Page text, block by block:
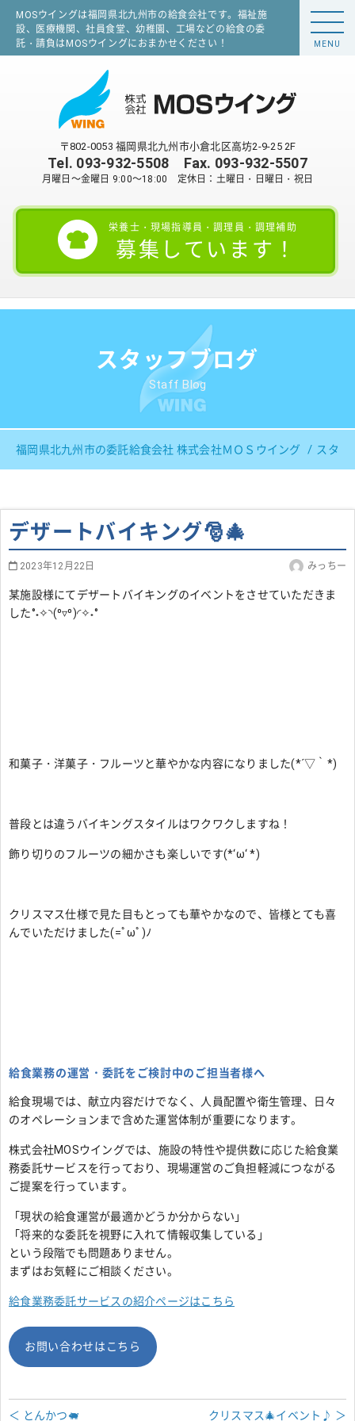
MOSウイングは福岡県北九州市の給食会社です。福祉施
設、医療機関、社員食堂、幼稚園、工場などの給食の委
託・請負はMOSウイングにおまかせください！
〒802-0053 福岡県北九州市小倉北区高坊2-9-25 2F
Tel. 093-932-5508 Fax. 093-932-5507
月曜日～金曜日 9:00～18:00 定休日：土曜日・日曜日・祝日
栄養士・現場指導員・調理員・調理補助
募集しています！
MENU
スタッフブログ
Staff Blog
福岡県北九州市の委託給食会社 株式会社ＭＯＳウイング スタッ
デザートバイキング🎅🎄
2023年12月22日 みっちー
某施設様にてデザートバイキングのイベントをさせていただきま
した°˖✧◝(⁰▿⁰)◜✧˖°
和菓子・洋菓子・フルーツと華やかな内容になりました(*´▽｀*)
普段とは違うバイキングスタイルはワクワクしますね！
飾り切りのフルーツの細かさも楽しいです(*‘ω‘ *)
クリスマス仕様で見た目もとっても華やかなので、皆様とても喜
んでいただけました(=ﾟωﾟ)ﾉ
給食業務の運営・委託をご検討中のご担当者様へ
給食現場では、献立内容だけでなく、人員配置や衛生管理、日々
のオペレーションまで含めた運営体制が重要になります。
株式会社MOSウイングでは、施設の特性や提供数に応じた給食業
務委託サービスを行っており、現場運営のご負担軽減につながる
ご提案を行っています。
「現状の給食運営が最適かどうか分からない」
「将来的な委託を視野に入れて情報収集している」
という段階でも問題ありません。
まずはお気軽にご相談ください。
給食業務委託サービスの紹介ページはこちら
お問い合わせはこちら
クリスマス🎄イベント♪ ＞
＜ とんかつ🐖